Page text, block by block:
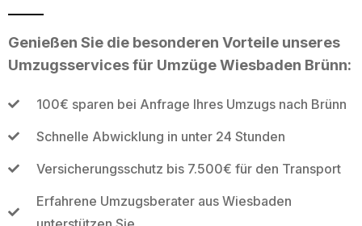
Genießen Sie die besonderen Vorteile unseres
Umzugsservices für Umzüge Wiesbaden Brünn:
100€ sparen bei Anfrage Ihres Umzugs nach Brünn
Schnelle Abwicklung in unter 24 Stunden
Versicherungsschutz bis 7.500€ für den Transport
Erfahrene Umzugsberater aus Wiesbaden